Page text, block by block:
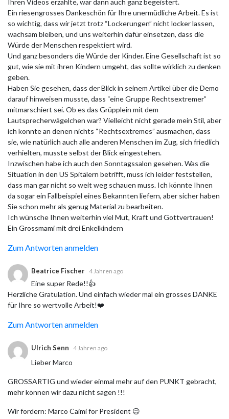
Ein riesengrosses Dankeschön für Ihre unermüdliche Arbeit. Es ist
so wichtig, dass wir jetzt trotz “Lockerungen” nicht locker lassen,
wachsam bleiben, und uns weiterhin dafür einsetzen, dass die
Würde der Menschen respektiert wird.
Und ganz besonders die Würde der Kinder. Eine Gesellschaft ist so
gut, wie sie mit ihren Kindern umgeht, das sollte wirklich zu denken
geben.
Haben Sie gesehen, dass der Blick in seinem Artikel über die Demo
darauf hinweisen musste, dass “eine Gruppe Rechtsextremer”
mitmarschiert sei. Ob es das Grüpplein mit dem
Lautsprecherwägelchen war? Vielleicht nicht gerade mein Stil, aber
ich konnte an denen nichts “Rechtsextremes” ausmachen, dass
sie, wie natürlich auch alle anderen Menschen im Zug, sich friedlich
verhielten, musste selbst der Blick eingestehen.
Inzwischen habe ich auch den Sonntagssalon gesehen. Was die
Situation in den US Spitälern betrifft, muss ich leider feststellen,
dass man gar nicht so weit weg schauen muss. Ich könnte Ihnen
da sogar ein Fallbeispiel eines Bekannten liefern, aber sicher haben
Sie schon mehr als genug Material zu bearbeiten.
Ich wünsche Ihnen weiterhin viel Mut, Kraft und Gottvertrauen!
Ein Grossmami mit drei Enkelkindern
Zum Antworten anmelden
Beatrice Fischer 4 Jahren ago
Eine super Rede!!👍
Herzliche Gratulation. Und einfach wieder mal ein grosses DANKE
für Ihre so wertvolle Arbeit!❤️
Zum Antworten anmelden
Ulrich Senn 4 Jahren ago
Lieber Marco
GROSSARTIG und wieder einmal mehr auf den PUNKT gebracht,
mehr können wir dazu nicht sagen !!!
Wir fordern: Marco Caimi for President 😉